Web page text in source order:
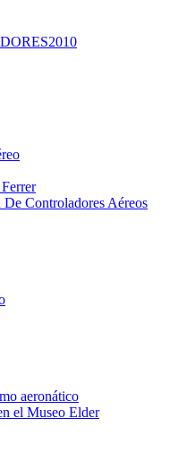
Controladores Aéreos
aeronático
el Museo Elder